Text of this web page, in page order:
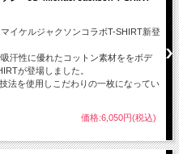
イケルジャクソンコラボT-SHIRT新登
汗性に優れたコットン素材ををボデ
が登場しました。
法を使用しこだわりの一枚になってい
価格:6,050円(税込)